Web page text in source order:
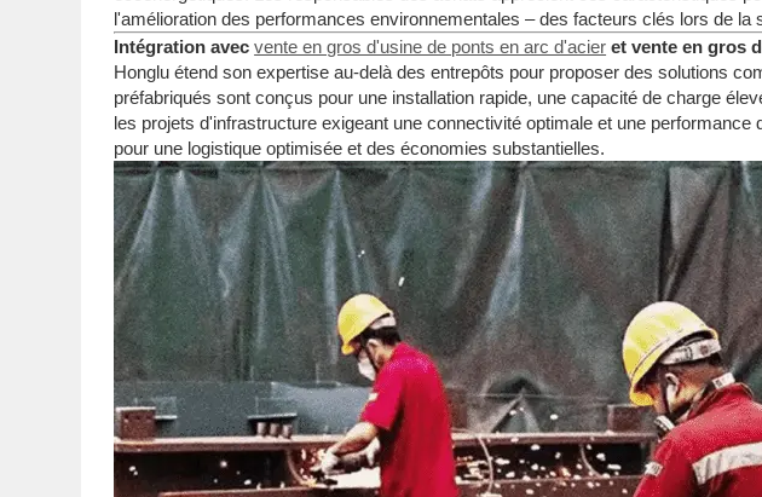
l'amélioration des performances environnementales – des facteurs clés lors de
Intégration avecvente en gros d'usine de ponts en arc d'acier et vente en gros
Honglu étend son expertise au-delà des entrepôts pour proposer des solutions
préfabriqués sont conçus pour une installation rapide, une capacité de charge
les projets d'infrastructure exigeant une connectivité optimale et une
pour une logistique optimisée et des économies substantielles.